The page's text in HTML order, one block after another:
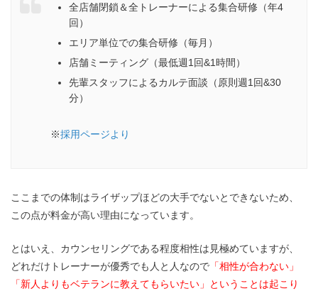
全店舗閉鎖＆全トレーナーによる集合研修（年4
回）
エリア単位での集合研修（毎月）
店舗ミーティング（最低週1回&1時間）
先輩スタッフによるカルテ面談（原則週1回&30
分）
※採用ページより
ここまでの体制はライザップほどの大手でないとできないため、
この点が料金が高い理由になっています。
とはいえ、カウンセリングである程度相性は見極めていますが、
どれだけトレーナーが優秀でも人と人なので 「相性が合わない」
「新人よりもベテランに教えてもらいたい」ということは起こり